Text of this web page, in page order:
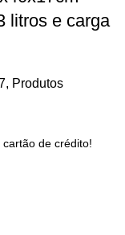
litros e carga
, Produtos
de crédito!